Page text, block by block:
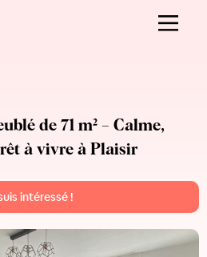
de 71 m² – Calme,
à vivre à Plaisir
intéressé !